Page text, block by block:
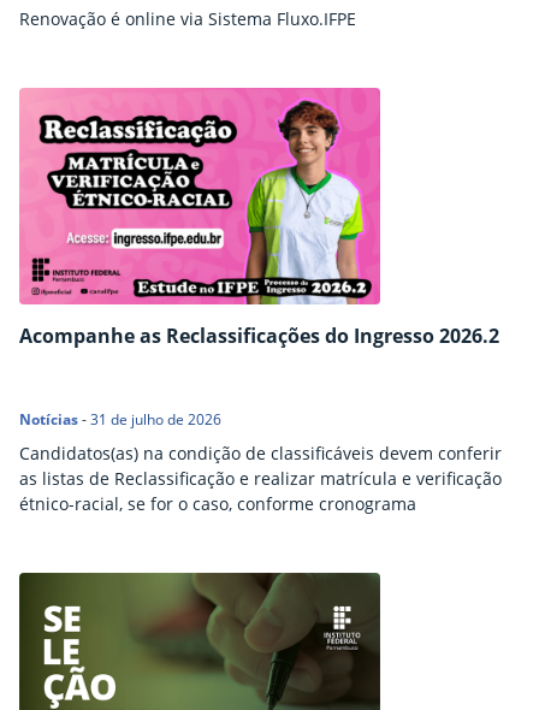
Renovação é online via Sistema Fluxo.IFPE
Acompanhe as Reclassificações do Ingresso 2026.2
Notícias-31 de julho de 2026
Candidatos(as) na condição de classificáveis devem conferir
as listas de Reclassificação e realizar matrícula e verificação
étnico-racial, se for o caso, conforme cronograma